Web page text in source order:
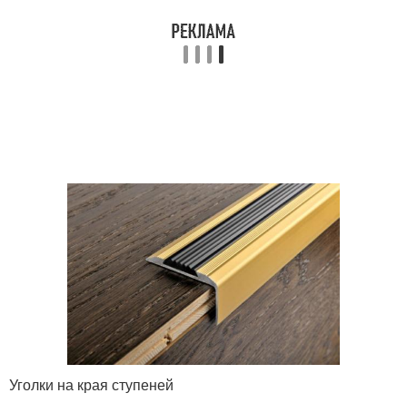
Уголки на края ступеней